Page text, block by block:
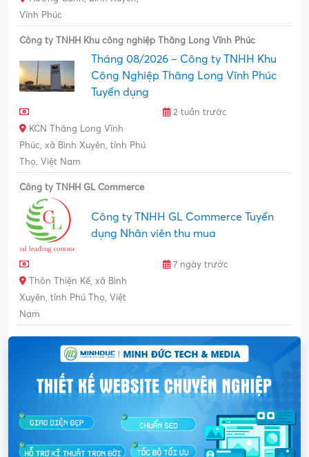
Vĩnh Phúc
Công ty TNHH Khu công nghiệp Thăng Long Vĩnh Phúc
Tháng 08/2026 – Công ty TNHH Khu
Công Nghiệp Thăng Long Vĩnh Phúc
Tuyển dụng
2 tuần trước
KCN Thăng Long Vĩnh
Phúc, xã Bình Xuyên, tỉnh Phú
Thọ, Việt Nam
Công ty TNHH GL Commerce
Công ty TNHH GL Commerce Tuyển
dụng Nhân viên thu mua
7 ngày trước
Thôn Thiện Kế, xã Bình
Xuyên, tỉnh Phú Thọ, Việt
Nam